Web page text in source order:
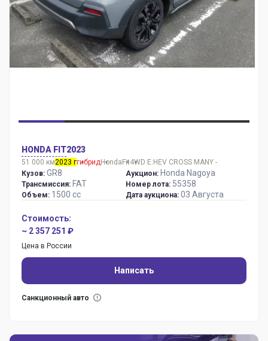
HONDA FIT2023
51 000 км2023 ггибридHondaFit4WD E:HEV CROSS MANY -
Кузов: GR8
Трансмиссия: FAT
Объем: 1500 сс
Аукцион: Honda Nagoya
Номер лота: 55358
Дата аукциона: 03 Августа
Стоимость:
~ 2 357 251 ₽
Цена в России
Написать
Санкционный авто